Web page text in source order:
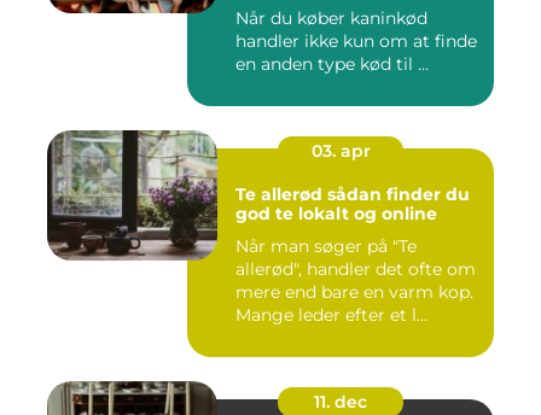
Når du køber kaninkød
handler ikke kun om at finde
en anden type kød til ...
03. apr
Te allerød sådan finder du
god te lokalt og online
Når man søger på "Te
allerød", handler det ofte om
mere end bare en varm kop.
Mange leder efter et l...
11. dec